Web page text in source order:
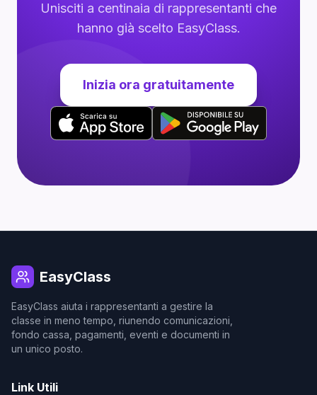
Unisciti a centinaia di rappresentanti che
hanno già scelto EasyClass.
Inizia ora gratuitamente
EasyClass
EasyClass aiuta i rappresentanti a gestire la
classe in meno tempo, riunendo comunicazioni,
fondo cassa, pagamenti, eventi e documenti in
un unico posto.
Link Utili